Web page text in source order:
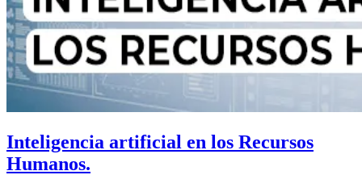
Inteligencia artificial en los Recursos
Humanos.